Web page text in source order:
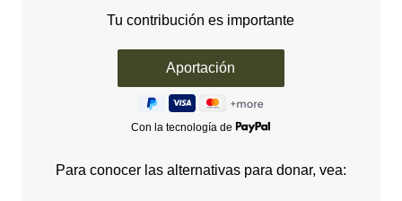
Tu contribución es importante
Con la tecnología de
Para conocer las alternativas para donar, vea: